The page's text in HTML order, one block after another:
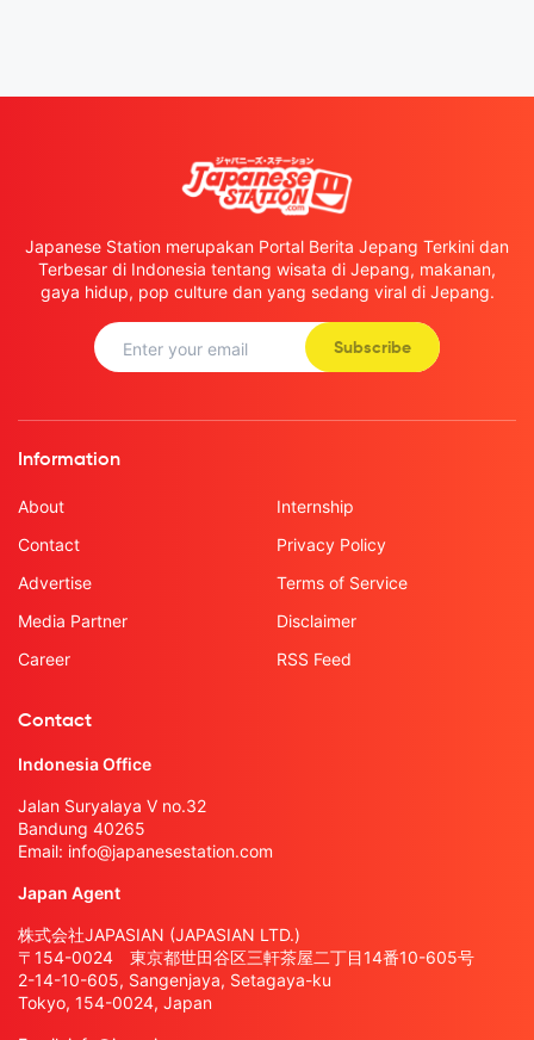
Japanese Station merupakan Portal Berita Jepang Terkini dan
Terbesar di Indonesia tentang wisata di Jepang, makanan,
gaya hidup, pop culture dan yang sedang viral di Jepang.
Subscribe
Information
About
Contact
Advertise
Media Partner
Career
Internship
Privacy Policy
Terms of Service
Disclaimer
RSS Feed
Contact
Indonesia Office
Jalan Suryalaya V no.32
Bandung 40265
Email: info@japanesestation.com
Japan Agent
株式会社JAPASIAN (JAPASIAN LTD.)
〒154-0024 東京都世田谷区三軒茶屋二丁目14番10-605号
2-14-10-605, Sangenjaya, Setagaya-ku
Tokyo, 154-0024, Japan